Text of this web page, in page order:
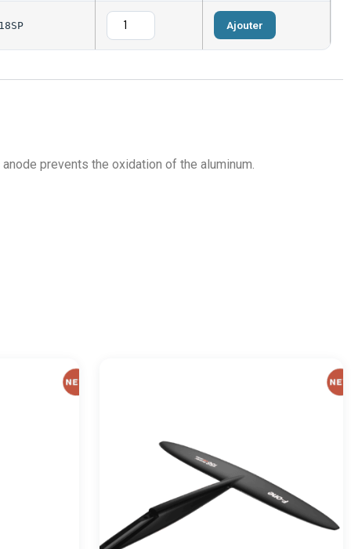
Ajouter
prevents the oxidation of the aluminum.